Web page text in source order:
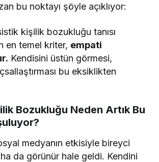
bu noktayı şöyle açıklıyor:
kişilik bozukluğu tanısı
en temel kriter, empati
Kendisini üstün görmesi,
bu eksiklikten
Bozukluğu Neden Artık Bu
medyanın etkisiyle bireyci
da görünür hale geldi. Kendini